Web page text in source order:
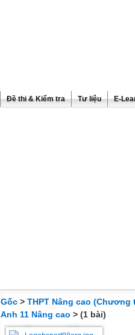
Đề thi & Kiểm tra Tư liệu E-
Gốc > THPT Nâng cao (Chương
Anh 11 Nâng cao > (1 bài)